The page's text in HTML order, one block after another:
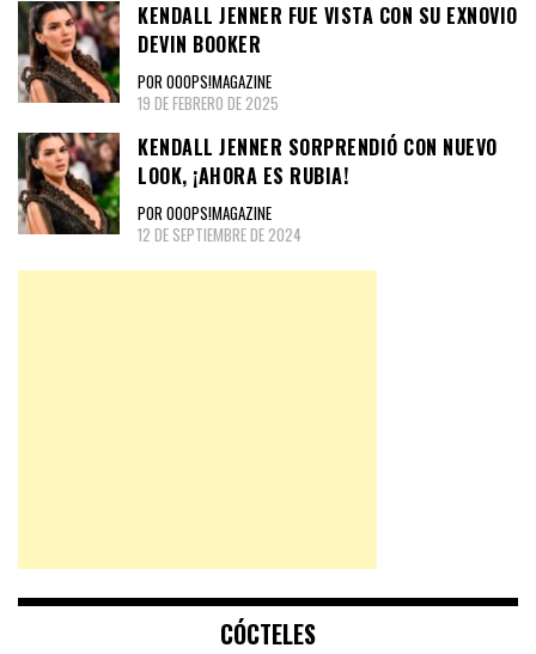
KENDALL JENNER FUE VISTA CON SU EXNOVIO
DEVIN BOOKER
POR OOOPS!MAGAZINE
19 DE FEBRERO DE 2025
KENDALL JENNER SORPRENDIÓ CON NUEVO
LOOK, ¡AHORA ES RUBIA!
POR OOOPS!MAGAZINE
12 DE SEPTIEMBRE DE 2024
CÓCTELES